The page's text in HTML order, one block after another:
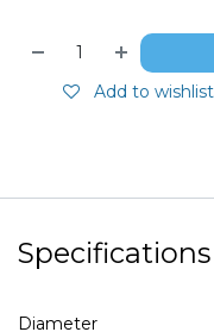
Add to wishlist
Specifications
Diameter